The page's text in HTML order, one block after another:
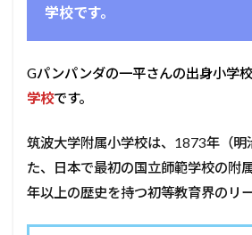
学校です。
Gパンパンダの一平さんの出身小学校
学校です。
筑波大学附属小学校は、1873年（明
た、日本で最初の国立師範学校の附
年以上の歴史を持つ初等教育界のリー